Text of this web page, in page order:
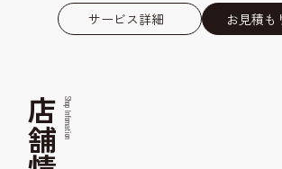
サービス詳細 お見積も
Shop Infomation